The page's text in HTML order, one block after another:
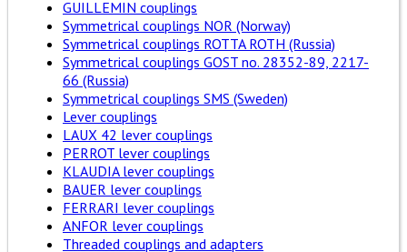
GUILLEMIN couplings
Symmetrical couplings NOR (Norway)
Symmetrical couplings ROTTA ROTH (Russia)
Symmetrical couplings GOST no. 28352-89, 2217-
66 (Russia)
Symmetrical couplings SMS (Sweden)
Lever couplings
LAUX 42 lever couplings
PERROT lever couplings
KLAUDIA lever couplings
BAUER lever couplings
FERRARI lever couplings
ANFOR lever couplings
Threaded couplings and adapters